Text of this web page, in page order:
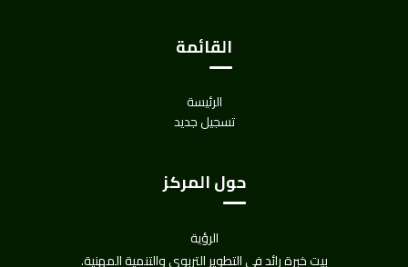
القائمة
الرئيسة
تسجيل جديد
حول المركز
الرؤية
بيت خبرة رائد في التطوير التربوي والتنمية المهنية.